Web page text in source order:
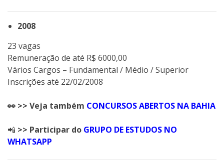
2008
23 vagas
Remuneração de até R$ 6000,00
Vários Cargos – Fundamental / Médio / Superior
Inscrições até 22/02/2008
👀 >> Veja também CONCURSOS ABERTOS NA BAHIA
📲 >> Participar do GRUPO DE ESTUDOS NO
WHATSAPP